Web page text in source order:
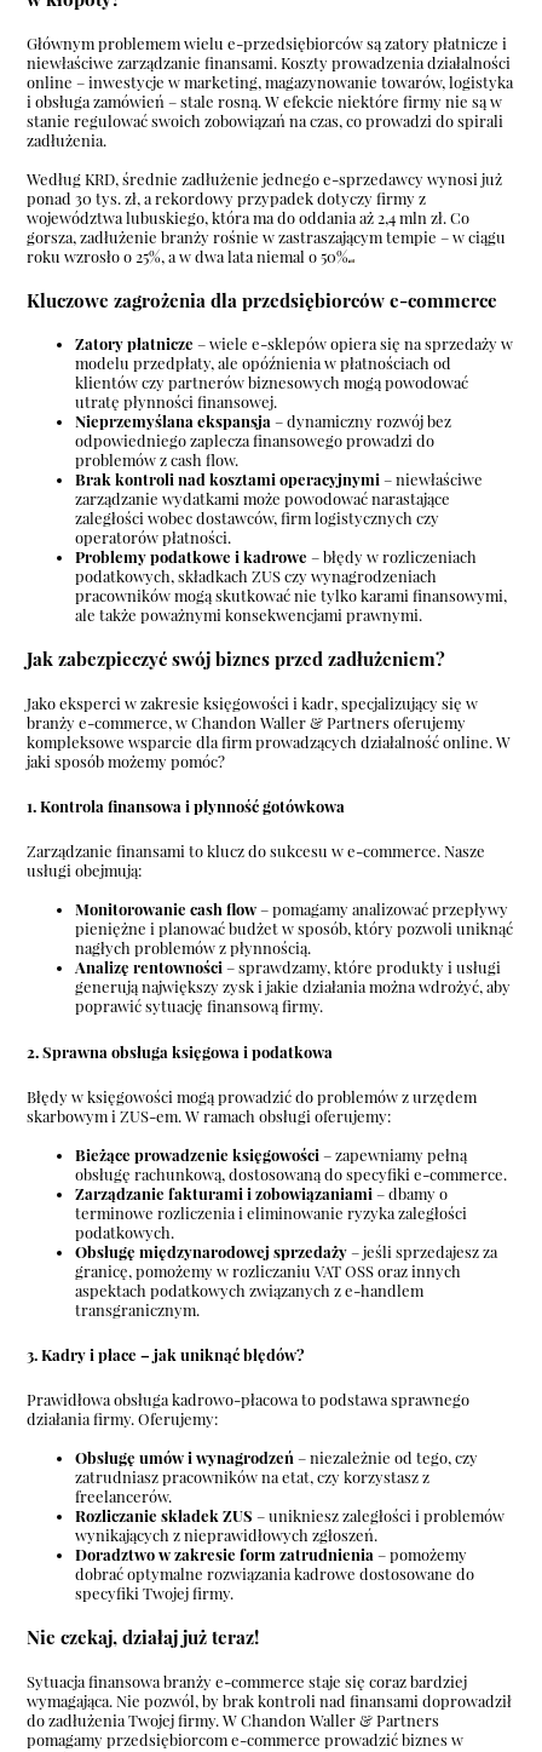
Głównym problemem wielu e-przedsiębiorców są zatory płatnicze i
niewłaściwe zarządzanie finansami. Koszty prowadzenia działalności
online – inwestycje w marketing, magazynowanie towarów, logistyka
i obsługa zamówień – stale rosną. W efekcie niektóre firmy nie są w
stanie regulować swoich zobowiązań na czas, co prowadzi do spirali
zadłużenia.
Według KRD, średnie zadłużenie jednego e-sprzedawcy wynosi już
ponad 30 tys. zł, a rekordowy przypadek dotyczy firmy z
województwa lubuskiego, która ma do oddania aż 2,4 mln zł. Co
gorsza, zadłużenie branży rośnie w zastraszającym tempie – w ciągu
roku wzrosło o 25%, a w dwa lata niemal o 50%
Kluczowe zagrożenia dla przedsiębiorców e-commerce
Zatory płatnicze – wiele e-sklepów opiera się na sprzedaży w
modelu przedpłaty, ale opóźnienia w płatnościach od
klientów czy partnerów biznesowych mogą powodować
utratę płynności finansowej.
Nieprzemyślana ekspansja– dynamiczny rozwój bez
odpowiedniego zaplecza finansowego prowadzi do
problemów z cash flow.
Brak kontroli nad kosztami operacyjnymi– niewłaściwe
zarządzanie wydatkami może powodować narastające
zaległości wobec dostawców, firm logistycznych czy
operatorów płatności.
Problemy podatkowe i kadrowe – błędy w rozliczeniach
podatkowych, składkach ZUS czy wynagrodzeniach
pracowników mogą skutkować nie tylko karami finansowymi,
ale także poważnymi konsekwencjami prawnymi.
Jak zabezpieczyć swój biznes przed zadłużeniem?
Jako eksperci w zakresie księgowości i kadr, specjalizujący się w
branży e-commerce, w Chandon Waller & Partners oferujemy
kompleksowe wsparcie dla firm prowadzących działalność online. W
jaki sposób możemy pomóc?
1. Kontrola finansowa i płynność gotówkowa
Zarządzanie finansami to klucz do sukcesu w e-commerce. Nasze
usługi obejmują:
Monitorowanie cash flow– pomagamy analizować przepływy
pieniężne i planować budżet w sposób, który pozwoli uniknąć
nagłych problemów z płynnością.
Analizę rentowności– sprawdzamy, które produkty i usługi
generują największy zysk i jakie działania można wdrożyć, aby
poprawić sytuację finansową firmy.
2. Sprawna obsługa księgowa i podatkowa
Błędy w księgowości mogą prowadzić do problemów z urzędem
skarbowym i ZUS-em. W ramach obsługi oferujemy:
Bieżące prowadzenie księgowości – zapewniamy pełną
obsługę rachunkową, dostosowaną do specyfiki e-commerce.
Zarządzanie fakturami i zobowiązaniami – dbamy o
terminowe rozliczenia i eliminowanie ryzyka zaległości
podatkowych.
Obsługę międzynarodowej sprzedaży– jeśli sprzedajesz za
granicę, pomożemy w rozliczaniu VAT OSS oraz innych
aspektach podatkowych związanych z e-handlem
transgranicznym.
3. Kadry i płace – jak uniknąć błędów?
Prawidłowa obsługa kadrowo-płacowa to podstawa sprawnego
działania firmy. Oferujemy:
Obsługę umów i wynagrodzeń– niezależnie od tego, czy
zatrudniasz pracowników na etat, czy korzystasz z
freelancerów.
Rozliczanie składek ZUS – unikniesz zaległości i problemów
wynikających z nieprawidłowych zgłoszeń.
Doradztwo w zakresie form zatrudnienia– pomożemy
dobrać optymalne rozwiązania kadrowe dostosowane do
specyfiki Twojej firmy.
Nie czekaj, działaj już teraz!
Sytuacja finansowa branży e-commerce staje się coraz bardziej
wymagająca. Nie pozwól, by brak kontroli nad finansami doprowadził
do zadłużenia Twojej firmy. W Chandon Waller & Partners
pomagamy przedsiębiorcom e-commerce prowadzić biznes w